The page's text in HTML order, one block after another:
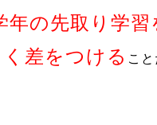
年の先取り学習
差をつける こ